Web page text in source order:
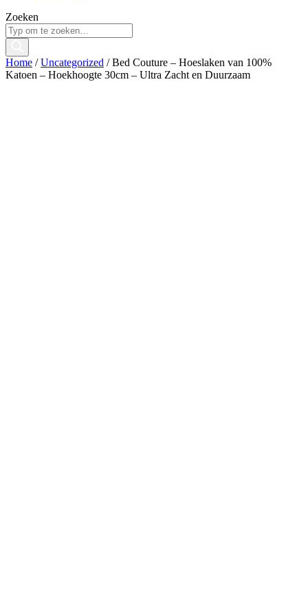
Zoeken
Home /Uncategorized / Bed Couture – Hoeslaken van 100%
Katoen – Hoekhoogte 30cm – Ultra Zacht en Duurzaam